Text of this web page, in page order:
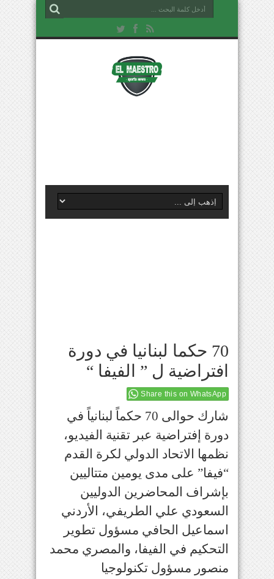
70 حكما لبنانيا في دورة
افتراضية ل ” الفيفا “
Share this on WhatsApp
شارك حوالى 70 حكماً لبنانياً في
دورة إفتراضية عبر تقنية الفيديو،
نظمها الاتحاد الدولي لكرة القدم
“فيفا” على مدى يومين متتاليين
بإشراف المحاضرين الدوليين
السعودي علي الطريفي، الأردني
اسماعيل الحافي مسؤول تطوير
التحكيم في الفيفا، والمصري محمد
منصور مسؤول تكنولوجيا